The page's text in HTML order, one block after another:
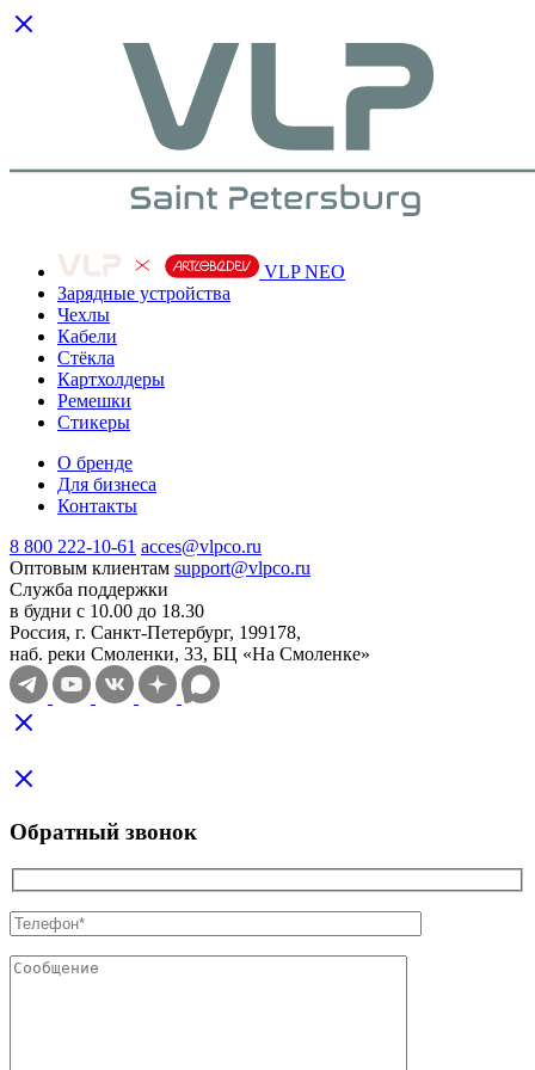
VLP NEO
Зарядные устройства
Чехлы
Кабели
Cтёкла
Картхолдеры
Ремешки
Стикеры
О бренде
Для бизнеса
Контакты
8 800 222-10-61 acces@vlpco.ru
Оптовым клиентам support@vlpco.ru
Служба поддержки
в будни с 10.00 до 18.30
Россия, г. Санкт-Петербург, 199178,
наб. реки Смоленки, 33, БЦ «На Смоленке»
Обратный звонок